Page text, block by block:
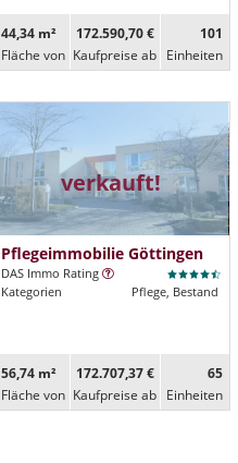
44,34 m²
Fläche von
172.590,70 €
Kaufpreise ab
101
Ein­heiten
verkauft!
Pflegeimmobilie Göttingen
DAS Immo Rating
Kategorien
Pflege, Bestand
56,74 m²
Fläche von
172.707,37 €
Kaufpreise ab
65
Ein­heiten